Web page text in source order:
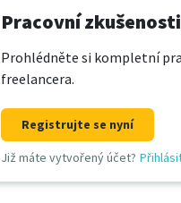
Pracovní
Prohlédněte si kompletní
freelancera.
Registrujte se nyní
Již máte vytvořený účet?